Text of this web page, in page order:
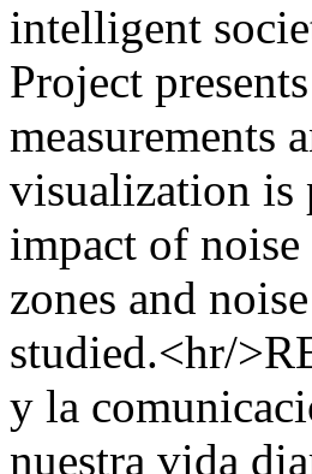
intelligent
Project
measurements
visualization is
impact of
zones and
studied.<hr/
y la
nuestra vida